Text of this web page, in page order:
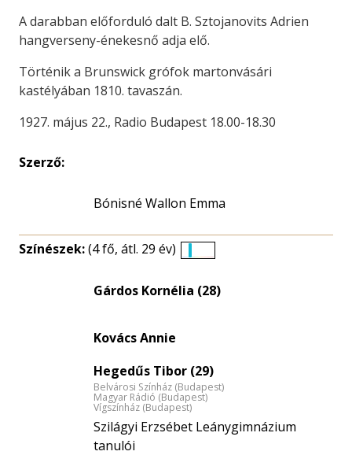
A darabban előforduló dalt B. Sztojanovits Adrien
hangverseny-énekesnő adja elő.
Történik a Brunswick grófok martonvásári
kastélyában 1810. tavaszán.
1927. május 22., Radio Budapest 18.00-18.30
Szerző:
Bónisné Wallon Emma
Színészek:(4 fő, átl. 29 év)
eloszlás
Gárdos Kornélia (28)
Kovács Annie
Hegedűs Tibor (29)
Belvárosi Színház (Budapest)
Magyar Rádió (Budapest)
Vígszínház (Budapest)
Szilágyi Erzsébet Leánygimnázium
tanulói